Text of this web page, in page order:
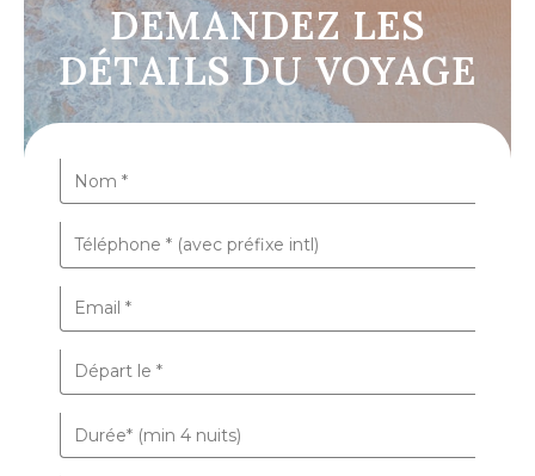
DEMANDEZ LES
DÉTAILS DU VOYAGE